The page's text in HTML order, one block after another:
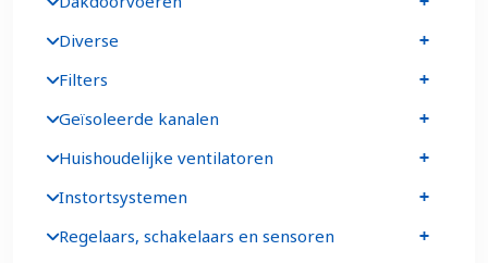
Diverse
Filters
Geïsoleerde kanalen
Huishoudelijke ventilatoren
Instortsystemen
Regelaars, schakelaars en sensoren